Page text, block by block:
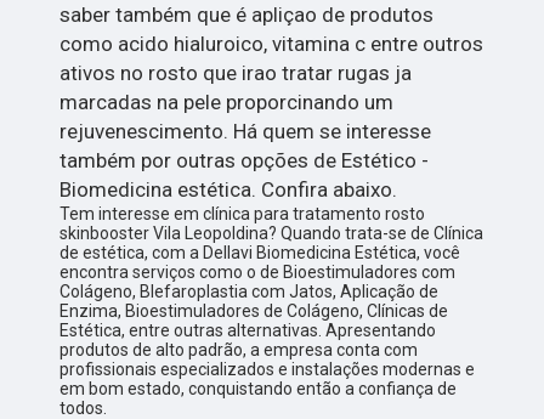
saber também que é apliçao de produtos
como acido hialuroico, vitamina c entre outros
ativos no rosto que irao tratar rugas ja
marcadas na pele proporcinando um
rejuvenescimento. Há quem se interesse
também por outras opções de Estético -
Biomedicina estética. Confira abaixo.
Tem interesse em clínica para tratamento rosto
skinbooster Vila Leopoldina? Quando trata-se de Clínica
de estética, com a Dellavi Biomedicina Estética, você
encontra serviços como o de Bioestimuladores com
Colágeno, Blefaroplastia com Jatos, Aplicação de
Enzima, Bioestimuladores de Colágeno, Clínicas de
Estética, entre outras alternativas. Apresentando
produtos de alto padrão, a empresa conta com
profissionais especializados e instalações modernas e
em bom estado, conquistando então a confiança de
todos.